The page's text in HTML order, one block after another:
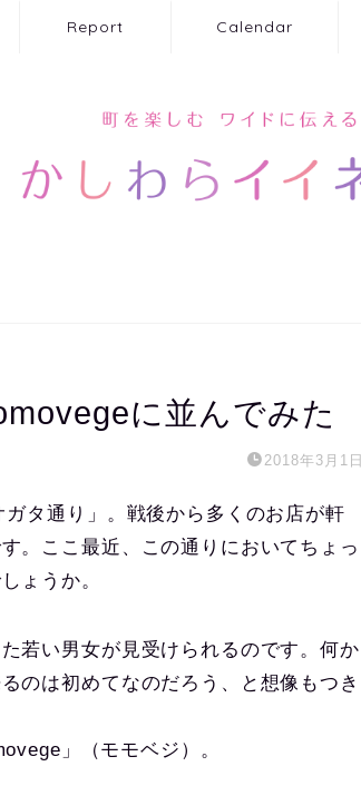
Report Calendar
に並んでみた
2018年3月1日
タ通り」。戦後から多くのお店が軒
。ここ最近、この通りにおいてちょっ
ょうか。
若い男女が見受けられるのです。何か
のは初めてなのだろう、と想像もつき
」（モモベジ）。